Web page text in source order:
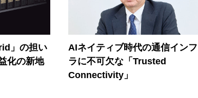
」の担い
化の新地
AIネイティブ時代の通信インフ
ラに不可欠な「Trusted
Connectivity」